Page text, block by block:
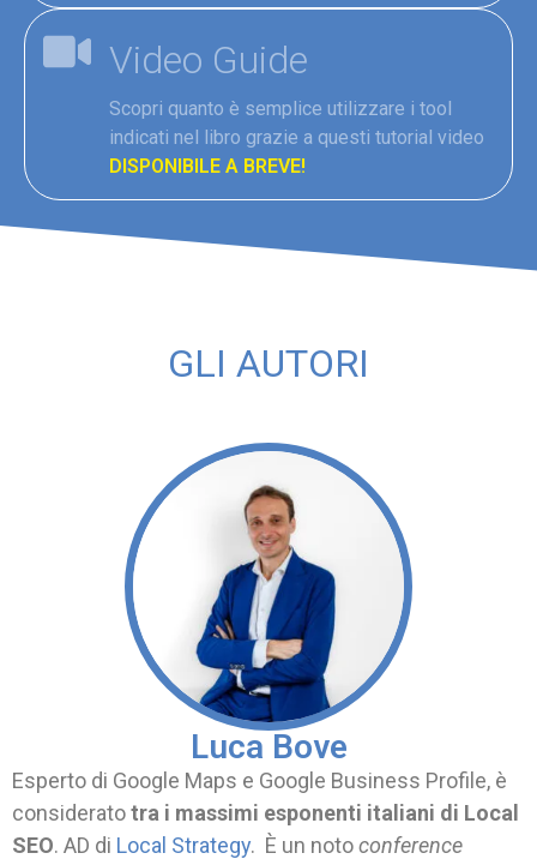
Video Guide
Scopri quanto è semplice utilizzare i tool
indicati nel libro grazie a questi tutorial video
DISPONIBILE A BREVE!
GLI AUTORI
Luca Bove
Esperto di Google Maps e Google Business Profile, è
consideratotra i massimi esponenti italiani di Local
SEO. AD di Local Strategy. È un notoconference